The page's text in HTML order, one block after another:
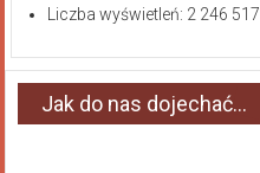
Liczba wyświetleń: 2 246 517
Jak do nas dojechać…